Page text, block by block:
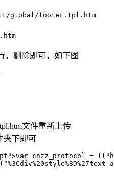
global/footer.tpl.htm
，删除即可，如下图
文件重新上传
夹下即可
cnzz_protocol =